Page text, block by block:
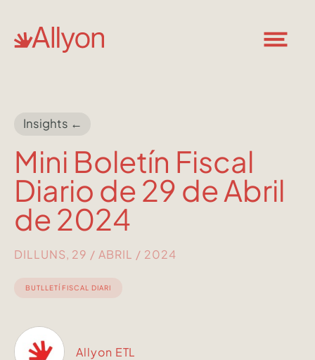
Insights ←
Mini Boletín Fiscal
Diario de 29 de Abril
de 2024
DILLUNS, 29 / ABRIL / 2024
BUTLLETÍ FISCAL DIARI
Allyon ETL